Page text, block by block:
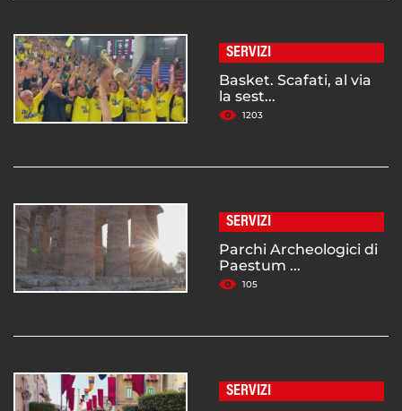
SERVIZI
Basket. Scafati, al via
la sest...
1203
SERVIZI
Parchi Archeologici di
Paestum ...
105
SERVIZI